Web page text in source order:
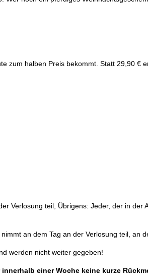
zum halben Preis bekommt. Statt 29,90 €
Verlosung teil, Übrigens: Jeder, der in der
an dem Tag an der Verlosung teil, an
werden nicht weiter gegeben!
einer Woche keine kurze